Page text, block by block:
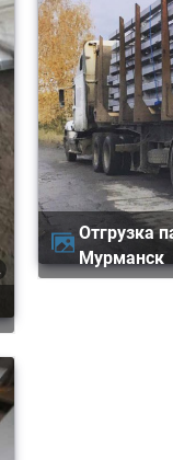
Отгрузка партии металлоконструкций в г.
Мурманск